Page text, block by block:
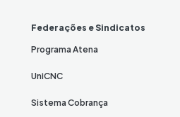
Federações e Sindicatos
Programa Atena
UniCNC
Sistema Cobrança